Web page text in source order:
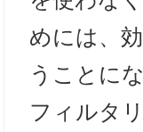
めには、
うことに
フィルタ